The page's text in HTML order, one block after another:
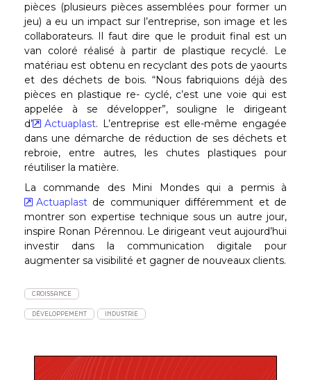
pièces (plusieurs pièces assemblées pour former un
jeu) a eu un impact sur l’entreprise, son image et les
collaborateurs. Il faut dire que le produit final est un
van coloré réalisé à partir de plastique recyclé. Le
matériau est obtenu en recyclant des pots de yaourts
et des déchets de bois. “Nous fabriquions déjà des
pièces en plastique re- cyclé, c’est une voie qui est
appelée à se développer”, souligne le dirigeant
d’
Actuaplast. L’entreprise est elle-même engagée
dans une démarche de réduction de ses déchets et
rebroie, entre autres, les chutes plastiques pour
réutiliser la matière.
La commande des Mini Mondes qui a permis à
Actuaplast de communiquer différemment et de
montrer son expertise technique sous un autre jour,
inspire Ronan Pérennou. Le dirigeant veut aujourd’hui
investir dans la communication digitale pour
augmenter sa visibilité et gagner de nouveaux clients.
CROISSANCE
DÉVELOPPEMENT INDUSTRIE